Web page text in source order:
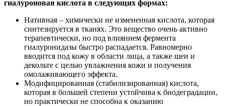
гиалуроновая кислота в следующих формах:
Нативная – химически не измененная кислота, которая
синтезируется в тканях. Это вещество очень активно
терапевтически, но под влиянием фермента
гиалуронидазы быстро распадается. Равномерно
вводится под кожу в области лица, а также шеи и
декольте с целью увлажнения кожи и получения
омолаживающего эффекта.
Модифицированная (стабилизированная) кислота,
которая в большей степени устойчива к биодеградации,
но практически не способна к оказанию